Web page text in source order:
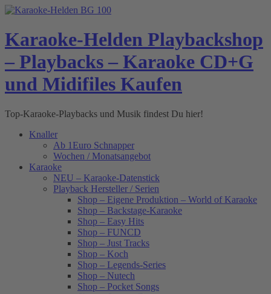
Skip
content
Karaoke-Helden Playbackshop
– Playbacks – Karaoke CD+G
und Midifiles Kaufen
Top-Karaoke-Playbacks und Musik findest Du hier!
Knaller
Ab 1Euro Schnapper
Wochen / Monatsangebot
Karaoke
NEU – Karaoke-Datenstick
Playback Hersteller / Serien
Shop – Eigene Produktion – World of Karaoke
Shop – Backstage-Karaoke
Shop – Easy Hits
Shop – FUNCD
Shop – Just Tracks
Shop – Koch
Shop – Legends-Series
Shop – Nutech
Shop – Pocket Songs